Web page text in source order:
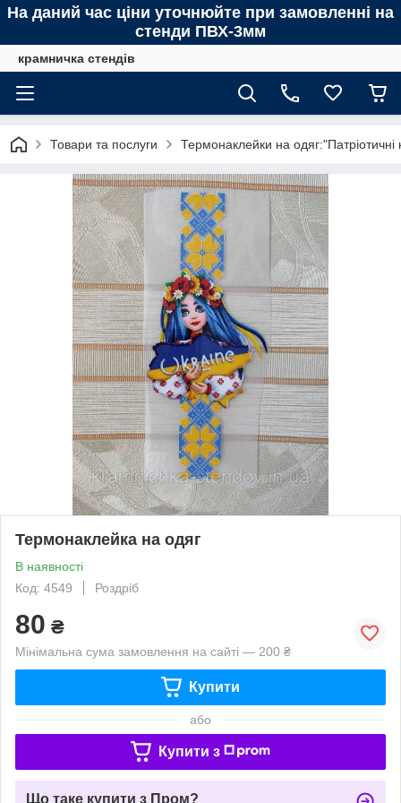
На даний час ціни уточнюйте при замовленні на
стенди ПВХ-3мм
крамничка стендів
Товари та послуги Термонаклейки на одяг:"Патріотичні
Термонаклейка на одяг
В наявності
Код: 4549
Роздріб
80 ₴
Мінімальна сума замовлення на сайті — 200 ₴
Купити
або
Купити з
Що таке купити з Пром?